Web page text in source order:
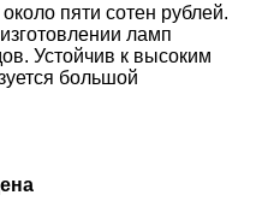
пяти сотен рублей.
ламп
Устойчив к высоким
большой